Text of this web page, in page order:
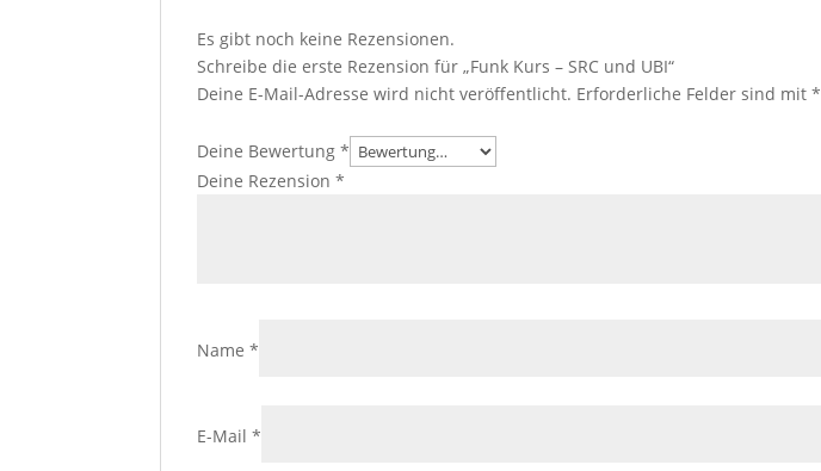
Es gibt noch keine Rezensionen.
Schreibe die erste Rezension für „Funk Kurs – SRC und UBI“
Deine E-Mail-Adresse wird nicht veröffentlicht. Erforderliche Felder sind mit*
Deine Bewertung*
Deine Rezension*
Name*
E-Mail*